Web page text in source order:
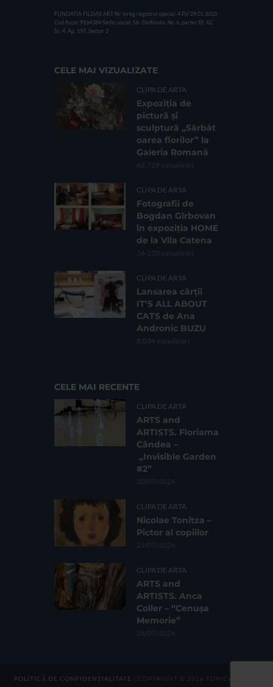
FUNDATIA FILDAS ART Nr inreg registrul special: 4 PJ/ 29.01.2013
Cod fiscal: 9164384 Sediu social: Str. Delfinului, Nr. 6, parter Bl. 42,
Sc. 4, Ap. 197, Sector 2
CELE MAI VIZUALIZATE
CLIPA DE ARTA
Expoziția de
pictură și
sculptură „Sărbăt
oarea florilor” la
Galeria Romană
62.729 vizualizari
CLIPA DE ARTA
Fotografii de
Bogdan Gîrbovan
în expoziția HOME
de la Vila Catena
16.210 vizualizari
CLIPA DE ARTA
Lansarea cărții
IT’S ALL ABOUT
CATS de Ana
Andronic BUZU
8.034 vizualizari
CELE MAI RECENTE
CLIPA DE ARTA
ARTS and
ARTISTS. Floriama
Cândea –
„Invisible Garden
#2”
30/07/2026
CLIPA DE ARTA
Nicolae Tonitza –
Pictor al copiilor
29/07/2026
CLIPA DE ARTA
ARTS and
ARTISTS. Anca
Coller – “Cenușa
Memorie”
28/07/2026
POLITICĂ DE CONFIDENȚIALITATE | COPYRIGHT © 2026 TONICA GROUP